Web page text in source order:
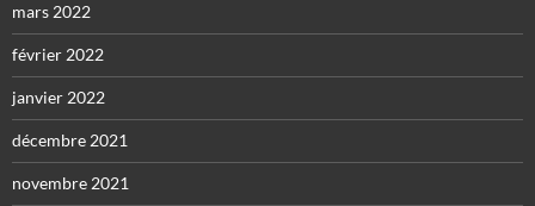
mars 2022
février 2022
janvier 2022
décembre 2021
novembre 2021